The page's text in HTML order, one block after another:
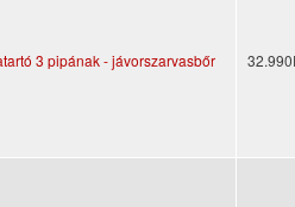
3 pipának - jávorszarvasbőr